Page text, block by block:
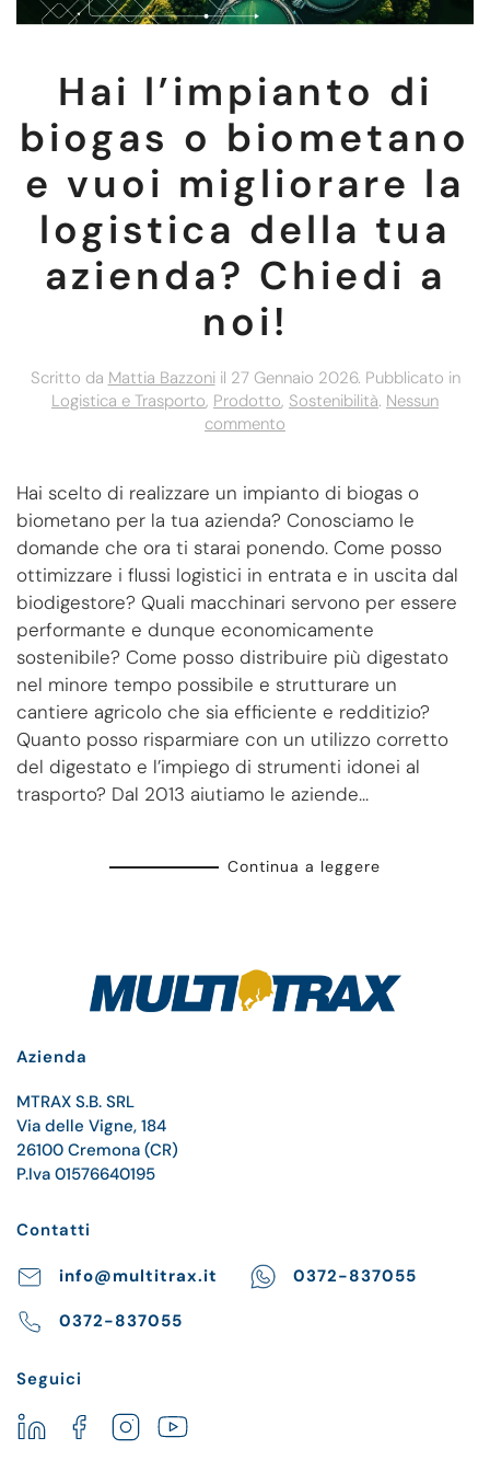
Hai l’impianto di
biogas o biometano
e vuoi migliorare la
logistica della tua
azienda? Chiedi a
noi!
Scritto da Mattia Bazzoni il 27 Gennaio 2026. Pubblicato in
Logistica e Trasporto, Prodotto, Sostenibilità. Nessun
commento
di
biogas
biometano
e
vuoi
migliorare
la
logistica
della
tua
azienda?
Chiedi
a
Hai scelto di realizzare un impianto di biogas o
biometano per la tua azienda? Conosciamo le
domande che ora ti starai ponendo. Come posso
ottimizzare i flussi logistici in entrata e in uscita dal
biodigestore? Quali macchinari servono per essere
performante e dunque economicamente
sostenibile? Come posso distribuire più digestato
nel minore tempo possibile e strutturare un
cantiere agricolo che sia efficiente e redditizio?
Quanto posso risparmiare con un utilizzo corretto
del digestato e l’impiego di strumenti idonei al
trasporto? Dal 2013 aiutiamo le aziende...
Continua a leggere
Azienda
MTRAX S.B. SRL
Via delle Vigne, 184
26100 Cremona (CR)
P.Iva 01576640195
Contatti
info@multitrax.it 0372-837055
0372-837055
Seguici